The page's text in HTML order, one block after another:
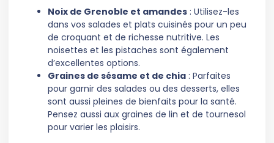
Noix de Grenoble et amandes : Utilisez-les
dans vos salades et plats cuisinés pour un peu
de croquant et de richesse nutritive. Les
noisettes et les pistaches sont également
d’excellentes options.
Graines de sésame et de chia : Parfaites
pour garnir des salades ou des desserts, elles
sont aussi pleines de bienfaits pour la santé.
Pensez aussi aux graines de lin et de tournesol
pour varier les plaisirs.